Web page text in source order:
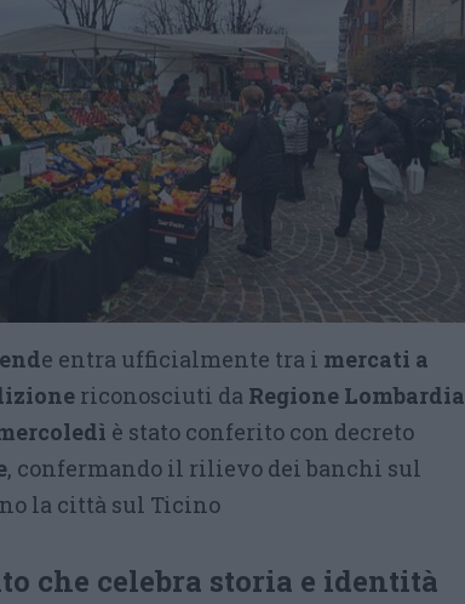
e entra ufficialmente tra i mercati a
riconosciuti da Regione Lombardia
è stato conferito con decreto
, confermando il rilievo dei banchi sul
la città sul Ticino
che celebra storia e identità